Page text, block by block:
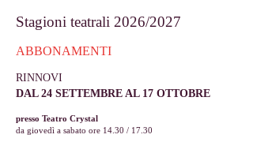
Stagioni teatrali 2026/2027
ABBONAMENTI
RINNOVI
DAL 24 SETTEMBRE AL 17 OTTOBRE
presso Teatro Crystal
da giovedì a sabato ore 14.30 / 17.30